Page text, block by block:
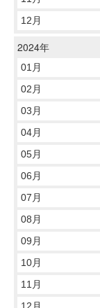
12月
2024年
01月
02月
03月
04月
05月
06月
07月
08月
09月
10月
11月
12月